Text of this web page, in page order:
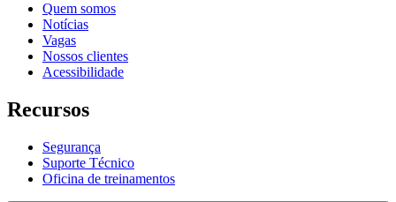
Quem somos
Notícias
Vagas
Nossos clientes
Acessibilidade
Recursos
Segurança
Suporte Técnico
Oficina de treinamentos